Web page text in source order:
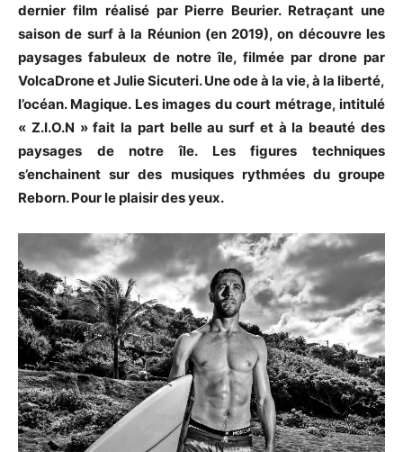
dernier film réalisé par Pierre Beurier. Retraçant une
saison de surf à la Réunion (en 2019), on découvre les
paysages fabuleux de notre île, filmée par drone par
VolcaDrone et Julie Sicuteri. Une ode à la vie, à la liberté,
l’océan. Magique. Les images du court métrage, intitulé
« Z.I.O.N » fait la part belle au surf et à la beauté des
paysages de notre île. Les figures techniques
s’enchainent sur des musiques rythmées du groupe
Reborn. Pour le plaisir des yeux.